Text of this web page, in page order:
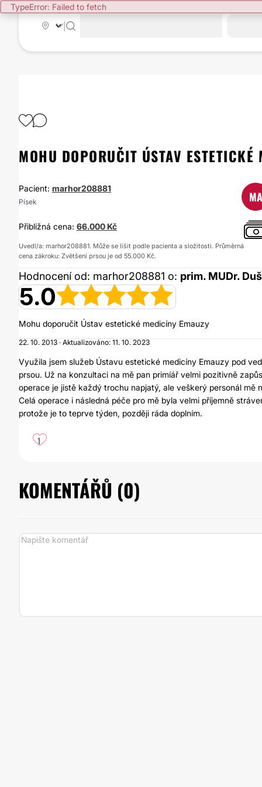
TypeError: Failed to fetch
MOHU DOPORUČIT ÚSTAV ESTETICKÉ
Pacient: marhor208881
Písek MA
Přibližná cena: 66.000 Kč
Uvedl/a: marhor208881. Může se lišit podle pacienta a složitosti. Průměrná
cena zákroku: Zvětšení prsou je od 55.000 Kč.
Hodnocení od: marhor208881 o: prim. MUDr.
5.0
Mohu doporučit Ústav estetické medicíny Emauzy
22. 10. 2013 · Aktualizováno: 11. 10. 2023
Využila jsem služeb Ústavu estetické medicíny Emauzy pod
prsou. Už na konzultaci na mě pan primíář velmi pozitivně
operace je jistě každý trochu napjatý, ale veškerý personál
Celá operace i následná péče pro mě byla velmi příjemně
protože je to teprve týden, později ráda doplním.
1
KOMENTÁŘŮ (0)